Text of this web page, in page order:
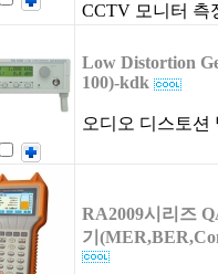
CCTV 모니터 측
Low Distortion
100)-kdk
오디오 디스토션
RA2009시리즈
기